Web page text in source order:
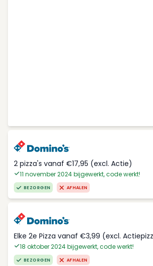
2 pizza's vanaf €17,95 (excl. Actie)
11 november 2024 bijgewerkt, code werkt!
BEZORGEN AFHALEN
Elke 2e Pizza vanaf €3,99 (excl.
18 oktober 2024 bijgewerkt, code werkt!
BEZORGEN AFHALEN